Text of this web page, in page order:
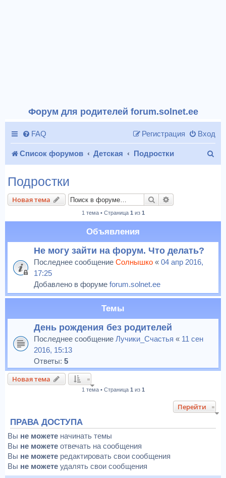
Форум для родителей forum.solnet.ee
FAQ Вход
Регистрация
Список форумов Детская Подростки
к
Подростки
Новая тема Поиск
1 тема • Страница 1 из 1
Объявления
Не могу зайти на форум. Что делать?
Последнее сообщение Солнышко « 04 апр 2016,
17:25
Добавлено в форуме forum.solnet.ee
Темы
День рождения без родителей
Последнее сообщение Лучики_Счастья « 11 сен
2016, 15:13
Ответы: 5
Новая тема
1 тема • Страница 1 из 1
Перейти
ПРАВА ДОСТУПА
Вы не можете начинать темы
Вы не можете отвечать на сообщения
Вы не можете редактировать свои сообщения
Вы не можете удалять свои сообщения